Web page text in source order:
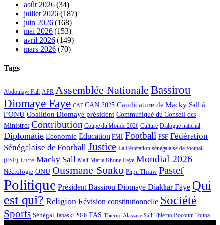
août 2026 (34)
juillet 2026 (187)
juin 2026 (168)
mai 2026 (153)
avril 2026 (149)
mars 2026 (70)
Tags
Abdoulaye Fall APR Assemblée Nationale Bassirou
Diomaye Faye CAF CAN 2025 Candidature de Macky Sall à
l’ONU Coalition Diomaye président Communiqué du Conseil des
Ministres Contribution Coupe du Monde 2026 Culture Dialogue national
Diplomatie Economie Education FMI Football FSF Fédération
Sénégalaise de Football Justice La Fédération sénégalaise de football
(FSF) Lutte Macky Sall Mali Marie Khone Faye Mondial 2026
Nécrologie ONU Ousmane Sonko Pape Thiaw Pastef
Politique Président Bassirou Diomaye Diakhar Faye Qui
est qui? Religion Révision constitutionnelle Société
Sports Sénégal Tabaski 2026 TAS Thierno Alassane Sall Thierno Bocoum Touba